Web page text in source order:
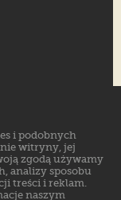
i podobnych
witryny, jej
zgodą używamy
analizy sposobu
treści i reklam.
naszym